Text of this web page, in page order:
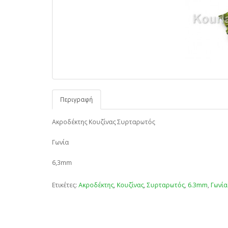
Περιγραφή
Ακροδέκτης Κουζίνας Συρταρωτός
Γωνία
6,3mm
Ετικέτες: Ακροδέκτης, Κουζίνας, Συρταρωτός, 6.3mm, Γωνία